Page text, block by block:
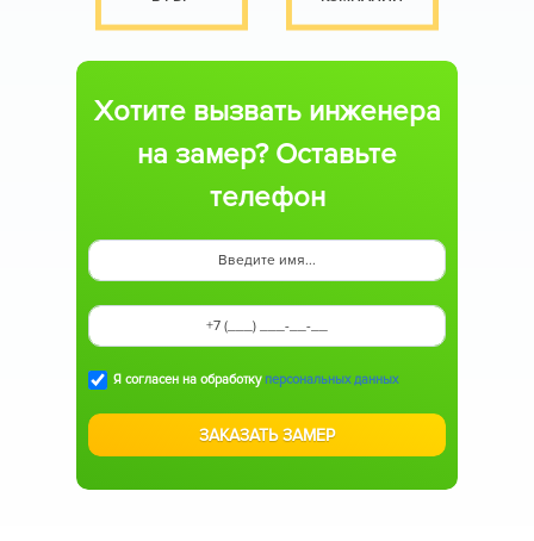
Хотите вызвать инженера
на замер? Оставьте
телефон
Я согласен на обработкуперсональных данных